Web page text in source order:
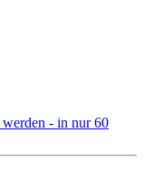
- in nur 60